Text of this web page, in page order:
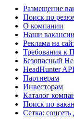
Размещение
Поиск по
О компании
Наши вакансии
Реклама на
Требования к
Безопасный
HeadHunter API
Партнерам
Инвесторам
Каталог
Поиск по
Сетка: соцсеть